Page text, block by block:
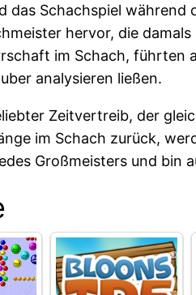
das Schachspiel
hervor, die
im Schach, führten
analysieren ließen.
Zeitvertreib, der
im Schach zurück,
Großmeisters und